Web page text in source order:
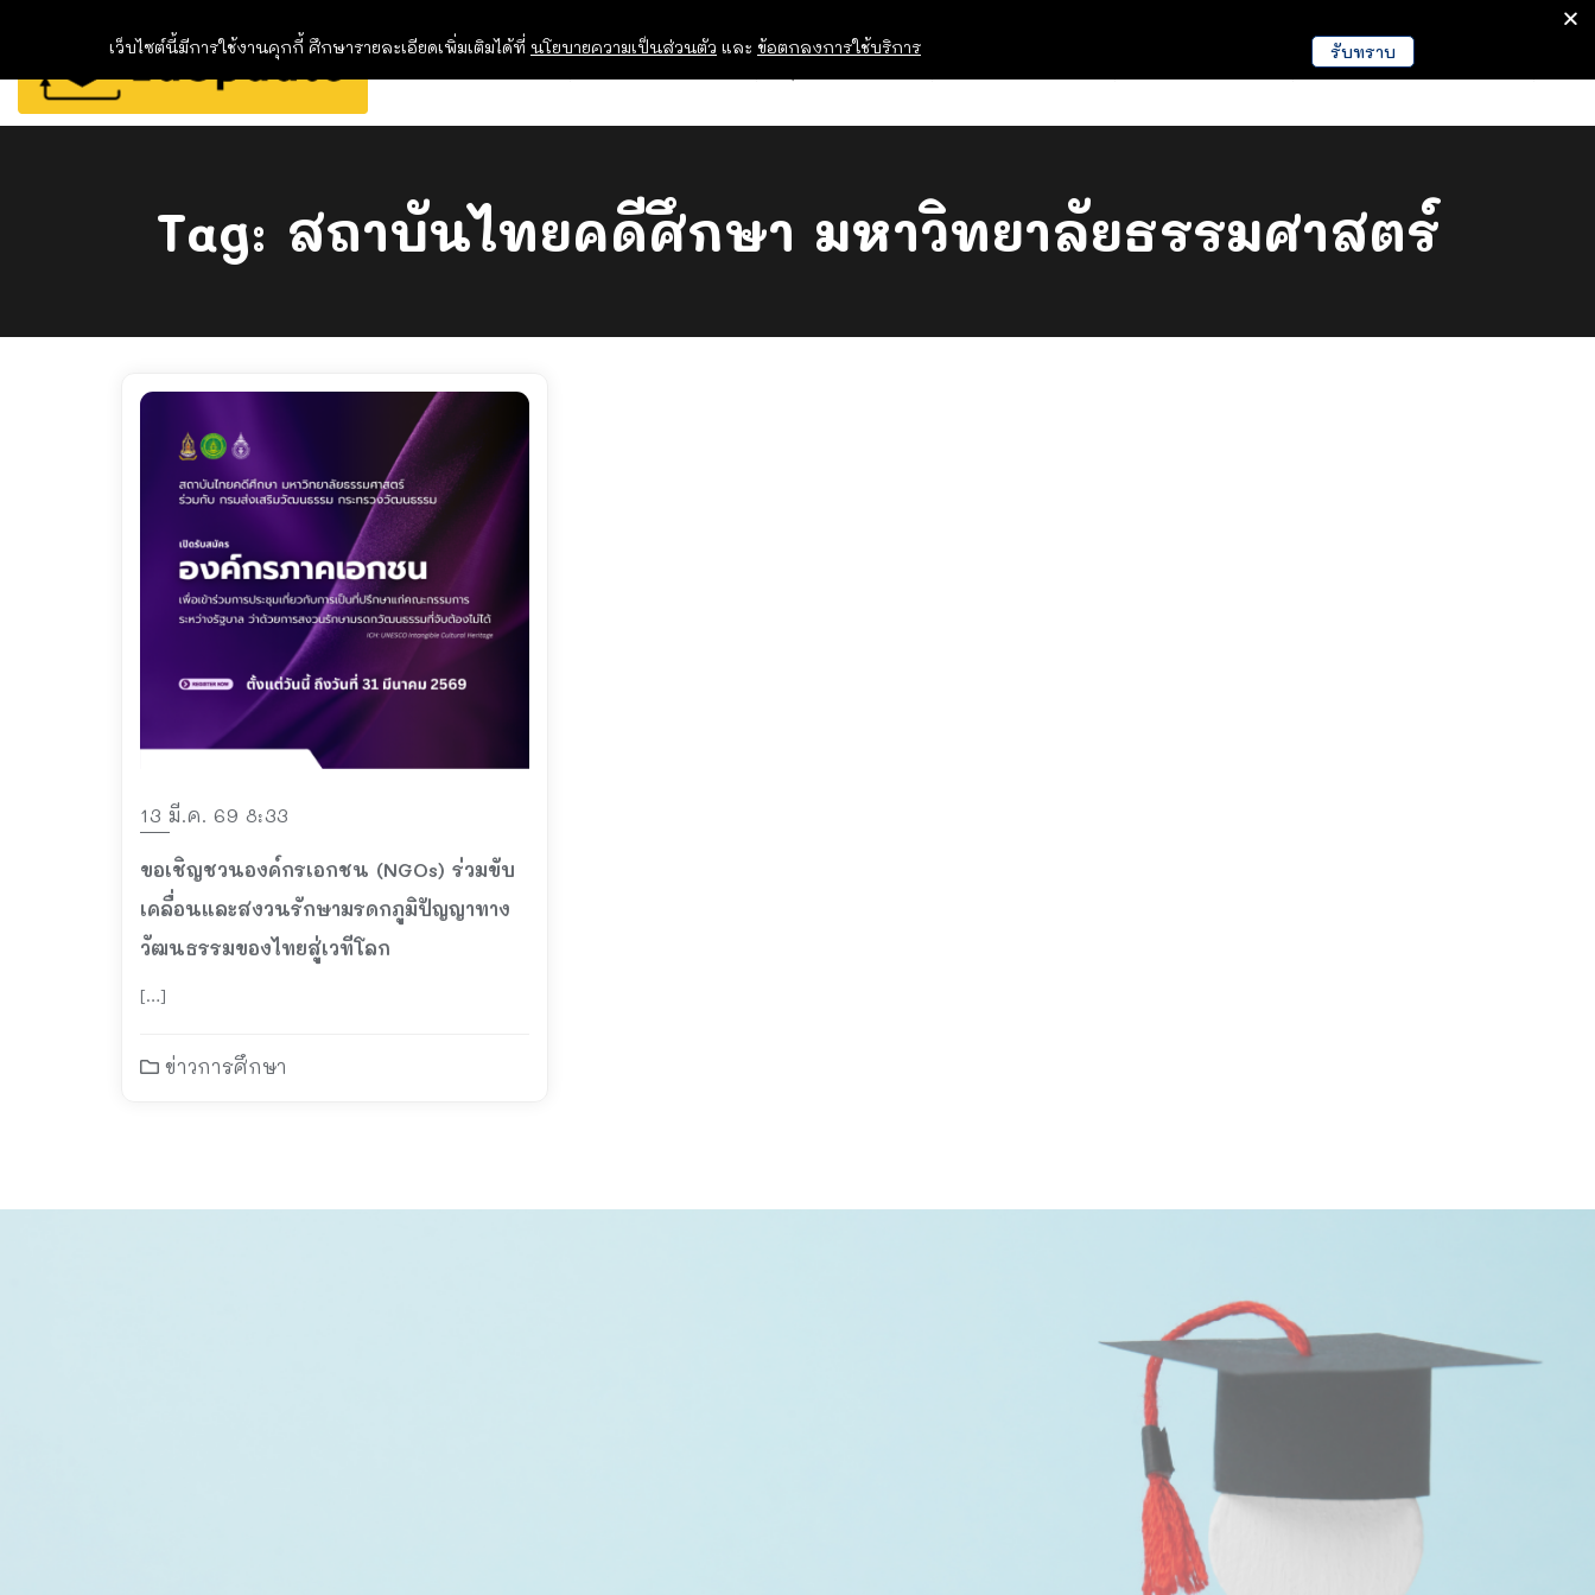
EDUCATION NEWS
Tag: สถาบันไทยคดีศึกษา มหาวิทยาลัยธรรมศาสตร์
13 มี.ค. 69 8:33
ขอเชิญชวนองค์กรเอกชน (NGOs) ร่วมขับ
เคลื่อนและสงวนรักษามรดกภูมิปัญญาทาง
วัฒนธรรมของไทยสู่เวทีโลก
[…]
ข่าวการศึกษา
เว็บไซต์นี้มีการใช้งานคุกกี้ ศึกษารายละเอียดเพิ่มเติมได้ที่ นโยบายความเป็นส่วนตัว และ ข้อตกลงการใช้บริการ รับทราบ